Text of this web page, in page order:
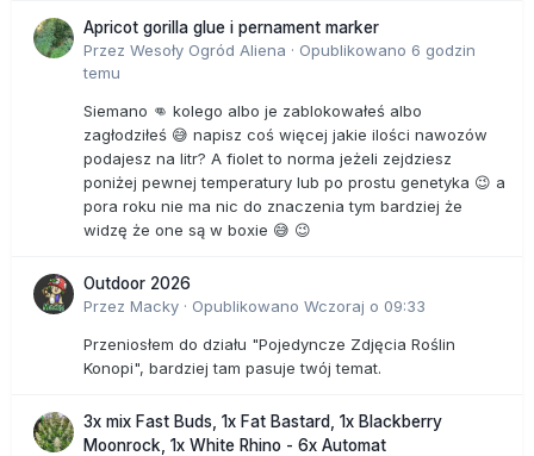
Apricot gorilla glue i pernament marker
Przez Wesoły Ogród Aliena · Opublikowano 6 godzin
temu
Siemano 👊 kolego albo je zablokowałeś albo
zagłodziłeś 😅 napisz coś więcej jakie ilości nawozów
podajesz na litr? A fiolet to norma jeżeli zejdziesz
poniżej pewnej temperatury lub po prostu genetyka 😉 a
pora roku nie ma nic do znaczenia tym bardziej że
widzę że one są w boxie 😅 😉
Outdoor 2026
Przez Macky · Opublikowano Wczoraj o 09:33
Przeniosłem do działu "Pojedyncze Zdjęcia Roślin
Konopi", bardziej tam pasuje twój temat.
3x mix Fast Buds, 1x Fat Bastard, 1x Blackberry
Moonrock, 1x White Rhino - 6x Automat